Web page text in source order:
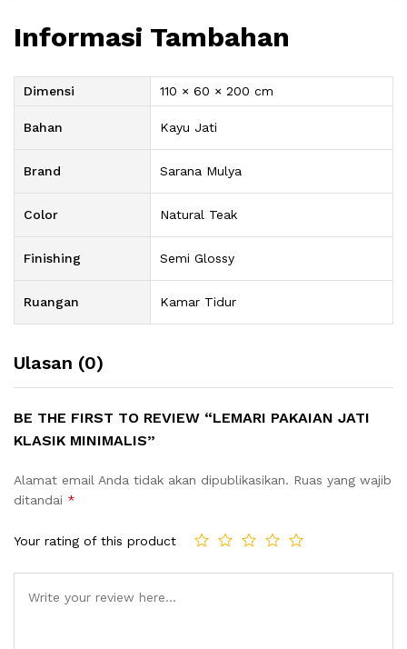
Informasi Tambahan
Dimensi 110 × 60 × 200 cm
Bahan Kayu Jati
Brand Sarana Mulya
Color Natural Teak
Finishing Semi Glossy
Ruangan Kamar Tidur
Ulasan (0)
BE THE FIRST TO REVIEW “LEMARI PAKAIAN JATI
KLASIK MINIMALIS”
Alamat email Anda tidak akan dipublikasikan. Ruas yang wajib
ditandai *
Your rating of this product